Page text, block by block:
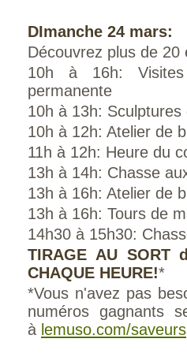
DImanche 24 mars:
Découvrez plus de
10h à 16h: Visites
permanente
10h à 13h:
10h à 12h: Atelier de
11h à 12h: Heure du
13h à 14h: Chasse
13h à 16h: Atelier de
13h à 16h: Tours de
14h30 à 15h30:
TIRAGE AU SORT
CHAQUE HEURE!*
*Vous n'avez pas
numéros gagnants
à lemuso.com/saveurs